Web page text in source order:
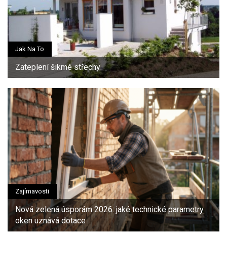
Jak Na To
Zateplení šikmé střechy
Zajímavosti
Nová zelená úsporám 2026: jaké technické parametry
oken uznává dotace